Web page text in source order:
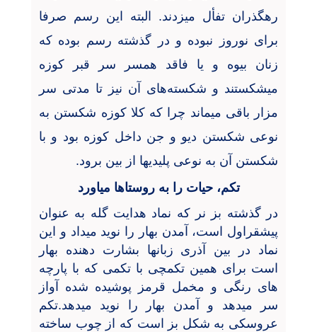
رهگذران تفأل میزدند. البته این رسم صرفا
برای نوروز نبوده و در گذشته رسم بوده که
زنان بیوه و یا فاقد همسر سر قبر کوزه
میشکستند و شکستههای آن نیز تا مدتی سر
مزار باقی میماند چرا که کلا کوزه شکستن به
نوعی شکستن دیو و جن داخل کوزه بود و با
شکستن آن به نوعی پلیدیها از بین برود.
تکم، حیات را به روستاها میاورد
در گذشته بز نر که نماد هدایت گله به عنوان
پیشقراول است، آمدن بهار را نوید میداد و این
نماد در بین آذری زبانها بشارت دهنده بهار
است برای همین تکمچی با تکمی که با پارچه
های رنگی و مخمل قرمز پوشیده شده آواز
سر میدهد و آمدن بهار را نوید میدهد.تکم
عروسکی به شکل بز است که از چوب ساخته